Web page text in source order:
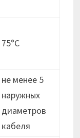
75°С
не менее 5
наружных
диаметров
кабеля